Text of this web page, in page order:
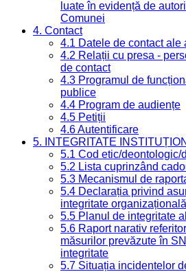
luate în evidență de
Comunei
4. Contact
4.1 Datele de contact ale
4.2 Relații cu presa -
de contact
4.3 Programul de
publice
4.4 Program de audiențe
4.5 Petiții
4.6 Autentificare
5. INTEGRITATE
5.1 Cod etic/deontologic/
5.2 Lista cuprinzând
5.3 Mecanismul de
5.4 Declarația privind
integritate organizațională
5.5 Planul de integritate
5.6 Raport narativ
măsurilor prevăzute în
integritate
5.7 Situația incidentelor